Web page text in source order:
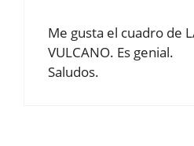
Me gusta el cuadro de
VULCANO. Es genial.
Saludos.